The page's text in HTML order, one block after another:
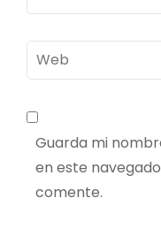
electrónico*
Web
Guarda mi
en este
comente.